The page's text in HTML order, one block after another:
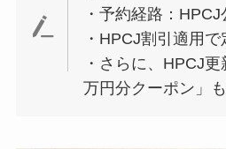
・予約経路：HPCJ
・HPCJ割引適用
・さらに、HPCJ
万円分クーポン」